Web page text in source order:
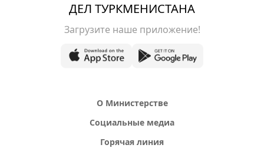
ДЕЛ ТУРКМЕНИСТАНА
Загрузите наше приложение!
О Министерстве
Социальные медиа
Горячая линия